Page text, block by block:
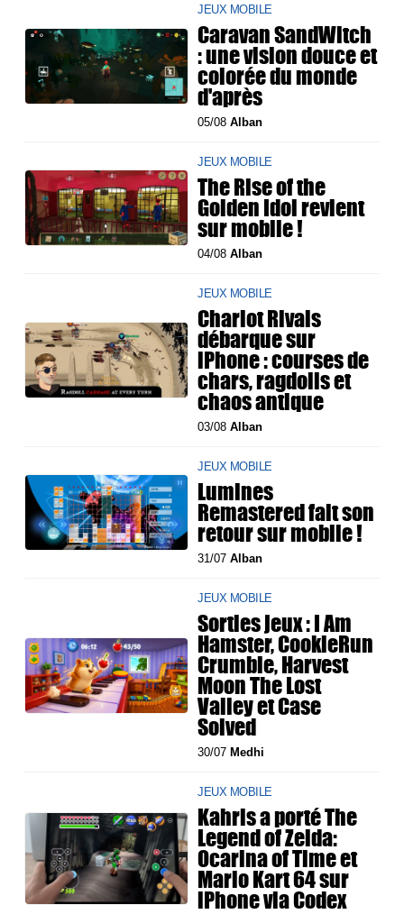
JEUX MOBILE
Caravan SandWitch
: une vision douce et
colorée du monde
d'après
05/08Alban
JEUX MOBILE
The Rise of the
Golden Idol revient
sur mobile !
04/08Alban
JEUX MOBILE
Chariot Rivals
débarque sur
iPhone : courses de
chars, ragdolls et
chaos antique
03/08Alban
JEUX MOBILE
Lumines
Remastered fait son
retour sur mobile !
31/07Alban
JEUX MOBILE
Sorties jeux : I Am
Hamster, CookieRun
Crumble, Harvest
Moon The Lost
Valley et Case
Solved
30/07 Medhi
JEUX MOBILE
Kahris a porté The
Legend of Zelda:
Ocarina of Time et
Mario Kart 64 sur
iPhone via Codex